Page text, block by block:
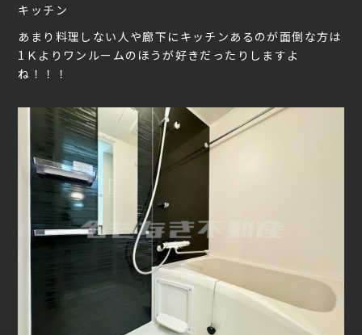
キッチン
あまり料理しない人や廊下にキッチンあるのが面倒な方は
1Ｋよりワンルームのほうが好きだったりしますよ
ね！！！